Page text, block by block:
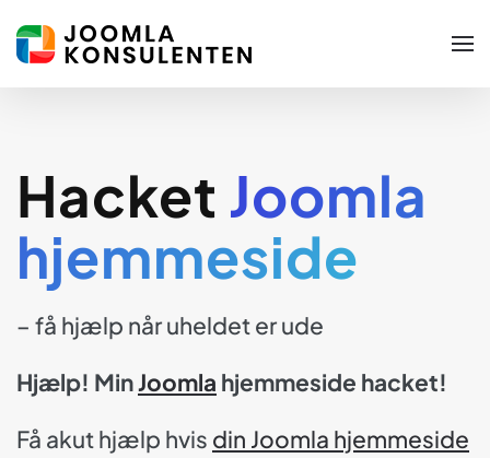
Skip to main content
Hacket Joomla
hjemmeside
– få hjælp når uheldet er ude
Hjælp! MinJoomla hjemmeside hacket!
Få akut hjælp hvis din Joomla hjemmeside